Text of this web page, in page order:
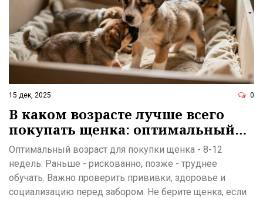
15 дек, 2025 0
В каком возрасте лучше всего
покупать щенка: оптимальный
срок и почему это важно
Оптимальный возраст для покупки щенка - 8-12
недель. Раньше - рискованно, позже - труднее
обучать. Важно проверить прививки, здоровье и
социализацию перед забором. Не берите щенка, если